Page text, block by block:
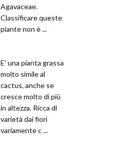
Agavaceae.
Classificare queste
piante non è ...
E’ una pianta grassa
molto simile al
cactus, anche se
cresce molto di più
in altezza. Ricca di
varietà dai fiori
variamente c ...